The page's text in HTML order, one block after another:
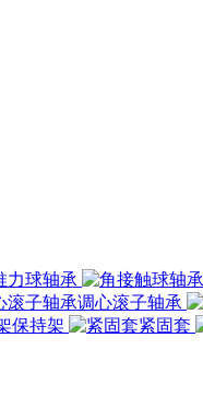
力球轴承
调心滚子轴承
保持架 紧固套